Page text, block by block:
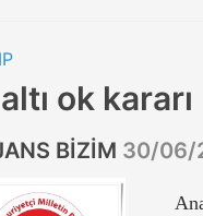
ok kararı
BİZİM 30/06/